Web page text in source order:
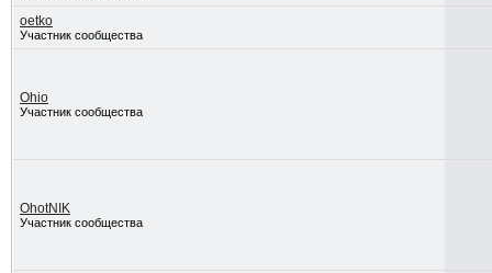
oetko
Участник сообщества
Ohio
Участник сообщества
OhotNIK
Участник сообщества